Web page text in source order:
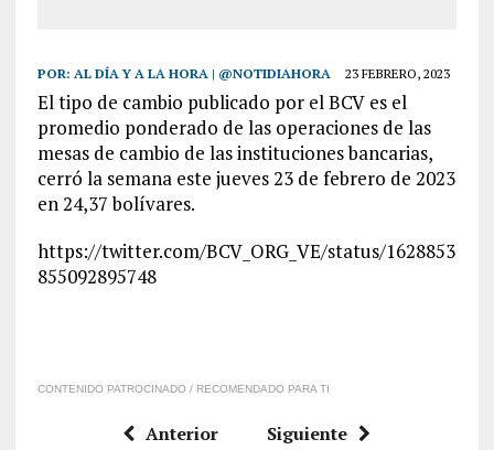
POR: AL DÍA Y A LA HORA | @NOTIDIAHORA 23 FEBRERO, 2023
El tipo de cambio publicado por el BCV es el
promedio ponderado de las operaciones de las
mesas de cambio de las instituciones bancarias,
cerró la semana este jueves 23 de febrero de 2023
en 24,37 bolívares.
https://twitter.com/BCV_ORG_VE/status/1628853
855092895748
CONTENIDO PATROCINADO / RECOMENDADO PARA TI
Anterior Siguiente